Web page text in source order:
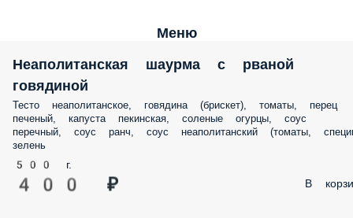
Меню
Неаполитанская шаурма с рваной
говядиной
Тесто неаполитанское, говядина (брискет), томаты, перец
печеный, капуста пекинская, соленые огурцы, соус
перечный, соус ранч, соус неаполитанский (томаты,
зелень
500 г.
400 ₽ В